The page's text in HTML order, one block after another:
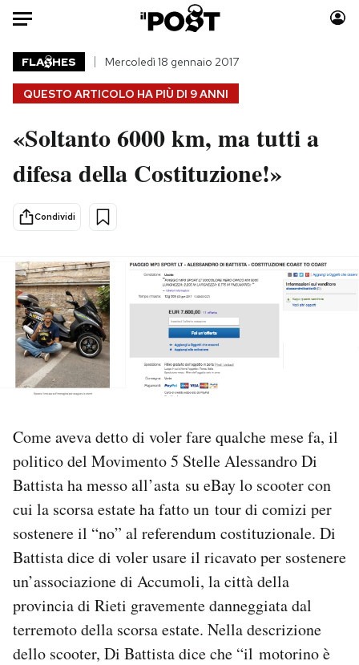
Auto
HOME
Italia
Politica
Tecnologia
Internet
Cultura
Economia
Sport
Moda
Consumismi
Altrecose
Mondiali calcio 2026
PODCAST
NEWSLETTER
SHOP
CALENDARIO
AREA PERSONALE
QUESTO ARTICOLO HA PIÙ DI 9 ANNI
FLA HES Mercoledì 18 gennaio 2017
«Soltanto 6000 km, ma tutti a
difesa della Costituzione!»
Condividi
Come aveva detto di voler fare qualche mese fa, il
politico del Movimento 5 Stelle Alessandro Di
Battista ha messo all’asta su eBay lo scooter con
cui la scorsa estate ha fatto un tour di comizi per
sostenere il “no” al referendum costituzionale. Di
Battista dice di voler usare il ricavato per sostenere
un’associazione di Accumoli, la città della
provincia di Rieti gravemente danneggiata dal
terremoto della scorsa estate. Nella descrizione
dello scooter, Di Battista dice che “il motorino è